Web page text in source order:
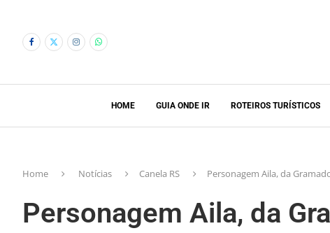
HOME GUIA ONDE IR ROTEIROS TURÍSTICOS
Home Notícias Canela RS Personagem Aila, da
Personagem Aila, da